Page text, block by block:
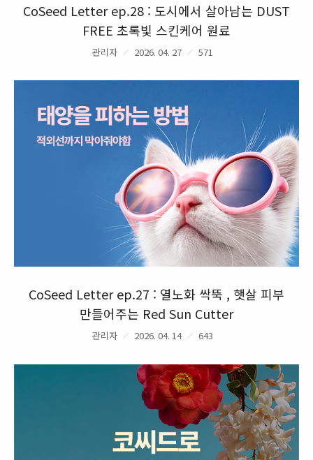
CoSeed Letter ep.28 : 도시에서 살아남는 DUST
FREE 초록빛 스킨케어 원료
관리자 2026. 04. 27 571
CoSeed Letter ep.27 : 열노화 싹뚝 , 햇살 피부
만들어주는 Red Sun Cutter
관리자 2026. 04. 14 643